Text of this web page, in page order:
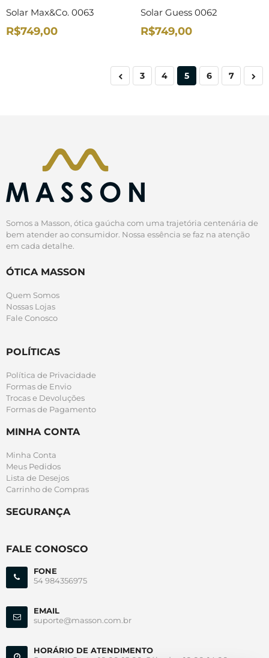
Solar Max&Co. 0063
R$749,00
Solar Guess 0062
R$749,00
3 4 5 6 7
Somos a Masson, ótica gaúcha com uma trajetória centenária de
bem atender ao consumidor. Nossa essência se faz na atenção
em cada detalhe.
ÓTICA MASSON
Quem Somos
Nossas Lojas
Fale Conosco
POLÍTICAS
Política de Privacidade
Formas de Envio
Trocas e Devoluções
Formas de Pagamento
MINHA CONTA
Minha Conta
Meus Pedidos
Lista de Desejos
Carrinho de Compras
SEGURANÇA
FALE CONOSCO
FONE
54 984356975
EMAIL
suporte@masson.com.br
HORÁRIO DE ATENDIMENTO